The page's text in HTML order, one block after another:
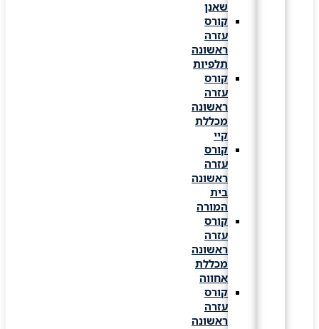
קורס
עזרה
ראשונה
תלפיות
קורס
עזרה
ראשונה
מכללת
קורס
עזרה
ראשונה
המורה
קורס
עזרה
ראשונה
מכללת
אחווה
קורס
עזרה
ראשונה